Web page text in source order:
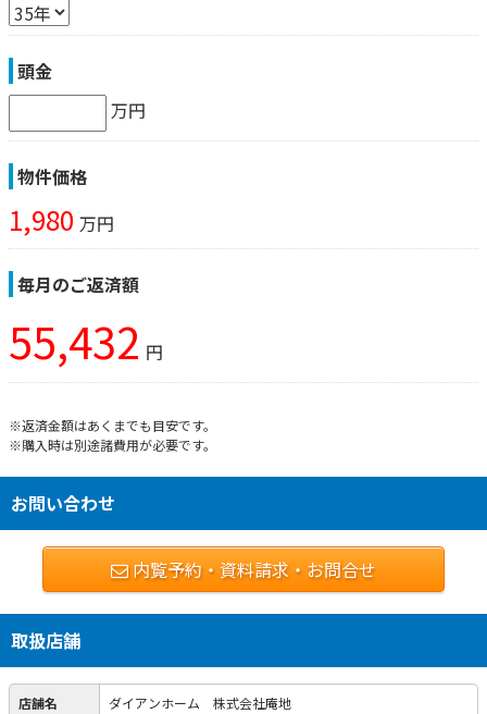
頭金
万円
物件価格
1,980 万円
毎月のご返済額
55,432 円
※返済金額はあくまでも目安です。
※購入時は別途諸費用が必要です。
お問い合わせ
内覧予約・資料請求・お問合せ
取扱店舗
店舗名 ダイアンホーム 株式会社庵地